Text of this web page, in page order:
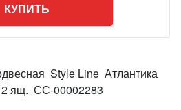
КУПИТЬ
Style Line Атлантика
2 ящ. СС-00002283